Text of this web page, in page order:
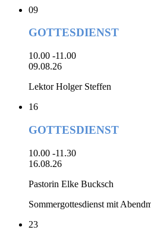
09
GOTTESDIENST
10.00 -11.00
09.08.26
Lektor Holger Steffen
16
GOTTESDIENST
10.00 -11.30
16.08.26
Pastorin Elke Bucksch
Sommergottesdienst mit
23